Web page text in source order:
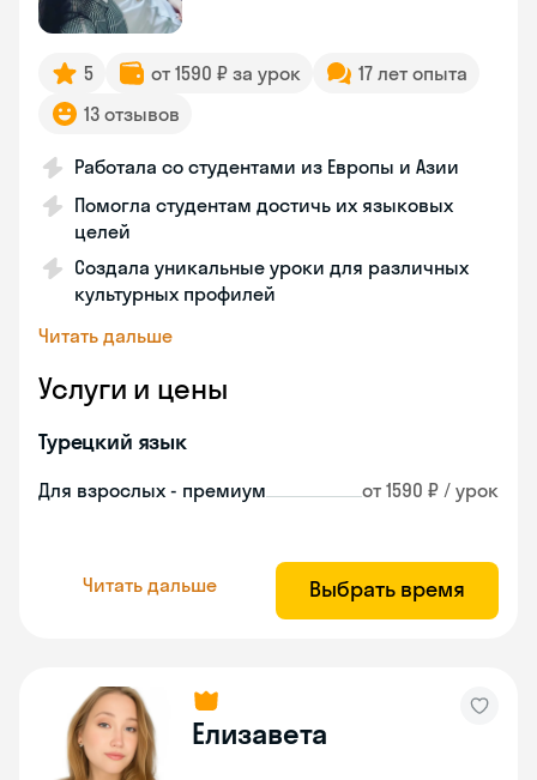
5 от 1590 ₽ за урок
17 лет опыта
13 отзывов
Работала со студентами из Европы и Азии
Помогла студентам достичь их языковых
целей
Создала уникальные уроки для различных
культурных профилей
Читать дальше
Услуги и цены
Турецкий язык
Для взрослых - премиум от 1590 ₽ / урок
Читать дальше Выбрать время
Елизавета